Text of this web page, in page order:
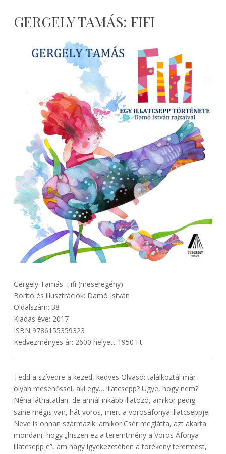
GERGELY TAMÁS: FIFI
Gergely Tamás: Fifi (meseregény)
Borító és illusztrációk: Damó István
Oldalszám: 38
Kiadás éve: 2017
ISBN 9786155359323
Kedvezményes ár: 2600 helyett 1950 Ft.
Tedd a szívedre a kezed, kedves Olvasó: találkoztál már
olyan mesehőssel, aki egy… illatcsepp? Ugye, hogy nem?
Néha láthatatlan, de annál inkább illatozó, amikor pedig
színe mégis van, hát vörös, mert a vörösáfonya illatcseppje.
Neve is onnan származik: amikor Csér meglátta, azt akarta
mondani, hogy „hiszen ez a teremtmény a Vörös Áfonya
illatcseppje”, ám nagy igyekezetében a törékeny teremtést,